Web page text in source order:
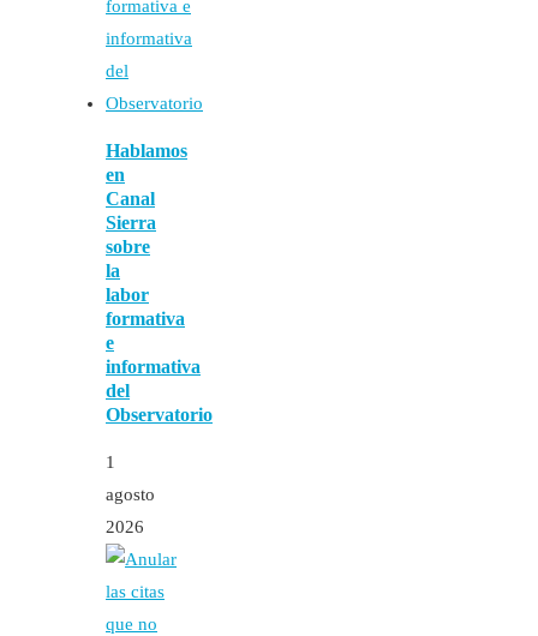
Hablamos
en
Canal
Sierra
sobre
la
labor
formativa
e
informativa
del
Observatorio
1
agosto
2026